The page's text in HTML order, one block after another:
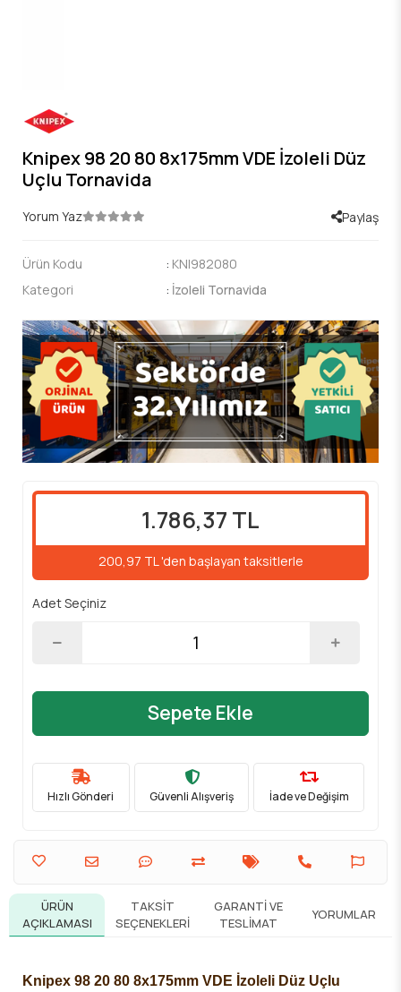
Knipex 98 20 80 8x175mm VDE İzoleli Düz
Uçlu Tornavida
Yorum Yaz Paylaş
Ürün Kodu : KNI982080
Kategori
: İzoleli Tornavida
1.786,37 TL
200,97 TL 'den başlayan taksitlerle
Adet Seçiniz
Sepete Ekle
Hızlı Gönderi Güvenli Alışveriş İade ve Değişim
ÜRÜN
AÇIKLAMASI
TAKSIT
SEÇENEKLERI
GARANTI VE
TESLIMAT
YORUMLAR
Knipex 98 20 80 8x175mm VDE İzoleli Düz Uçlu